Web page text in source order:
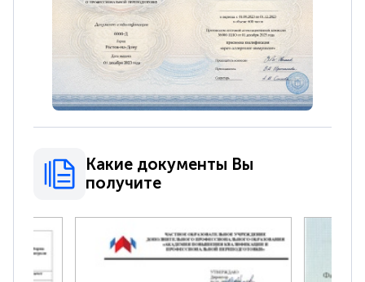
Какие документы Вы
получите